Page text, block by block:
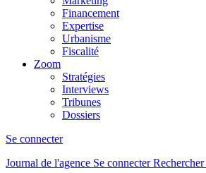
Financement
Expertise
Urbanisme
Fiscalité
Zoom
Stratégies
Interviews
Tribunes
Dossiers
Se connecter
Journal de l'agence Se connecterRechercher